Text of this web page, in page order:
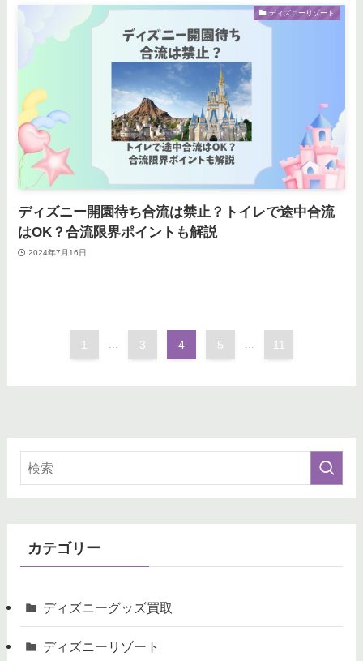
ディズニーリゾート
ディズニー開園待ち合流は禁止？トイレで途中合流
はOK？合流限界ポイントも解説
2024年7月16日
1 ... 3 4 5 ... 11
カテゴリー
ディズニーグッズ買取
ディズニーリゾート